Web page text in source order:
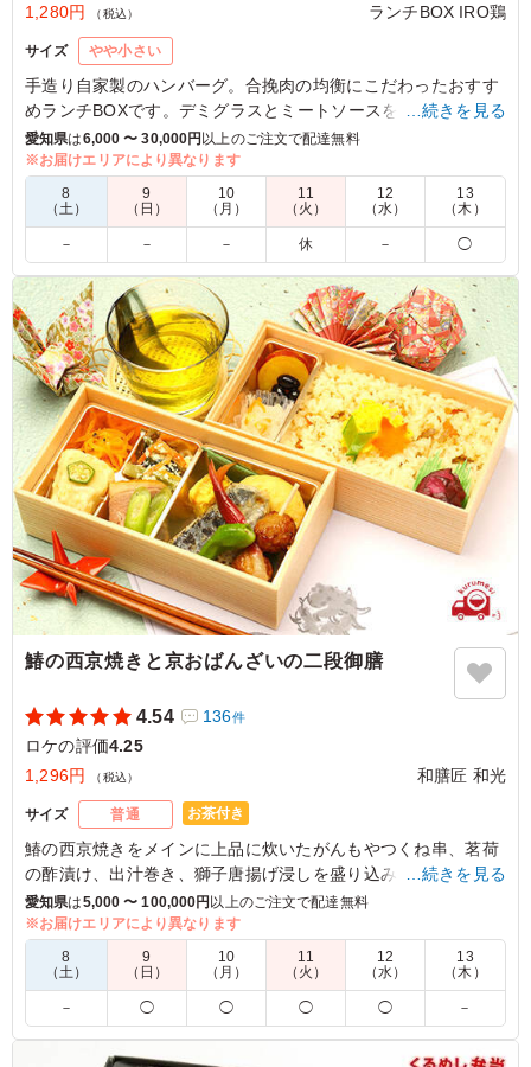
1,280円
（税込） ランチBOX IRO鶏
サイズ やや小さい
手造り自家製のハンバーグ。合挽肉の均衡にこだわったおすす
めランチBOXです。デミグラスとミートソースをブレンドした
特製ソースが癖になる味です。リピート率ナンバー1。コンパ
クトサイズのランチBOXです！
5.0 株式会社映像ボックス
ハンバーグ弁当はデミグラスソースがまた最高でした。
ここのお弁当何を食べてもおいしかったです。 ハンバー
グは厚さもあり、中には玉ねぎがシャキシャキ入ってお
り、食べ応えありました！
ご利用シーン：ロケ・撮影›ロケ
愛知県名古屋市天白区天白町野並2021/02/17
…続きを見る
愛知県は6,000 〜 30,000円 以上のご注文で配達無料
※お届けエリアにより異なります
8
（土）
9
（日）
10
（月）
11
（火）
12
（水）
13
（木）
－ － － 休 － ◯
鰆の西京焼きと京おばんざいの二段御膳
4.54 136件
ロケの評価4.25
1,296円
（税込） 和膳匠 和光
サイズ 普通 お茶付き
鰆の西京焼きをメインに上品に炊いたがんもやつくね串、茗荷
の酢漬け、出汁巻き、獅子唐揚げ浸しを盛り込みました。
お出汁の効いた五目御飯、彩とりどりのおばんざいとご一緒に
お召し上がりいただける豪華な二段幕の内御膳をリーズナブル
なお値段で再現いたしました。
※五目御飯のあしらいに使用している人参の形は「春夏：梅
花」・「秋冬：紅葉」となります。
…続きを見る
愛知県は5,000 〜 100,000円以上のご注文で配達無料
※お届けエリアにより異なります
8
（土）
9
（日）
10
（月）
11
（火）
12
（水）
13
（木）
－ ◯ ◯ ◯ ◯ －